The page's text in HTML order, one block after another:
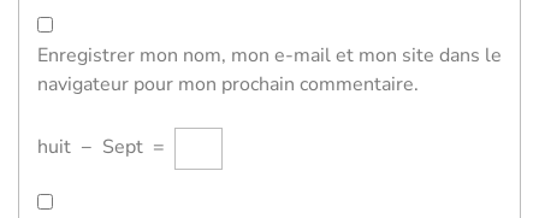
Enregistrer mon nom, mon e-mail et mon site dans le
navigateur pour mon prochain commentaire.
huit − Sept =